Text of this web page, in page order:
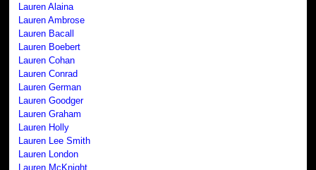
Lauren Alaina
Lauren Ambrose
Lauren Bacall
Lauren Boebert
Lauren Cohan
Lauren Conrad
Lauren German
Lauren Goodger
Lauren Graham
Lauren Holly
Lauren Lee Smith
Lauren London
Lauren McKnight